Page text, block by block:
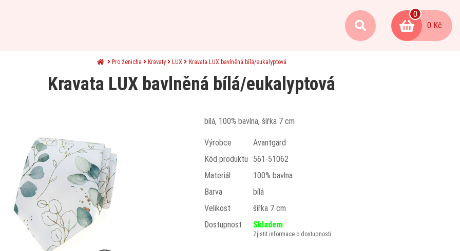
0
0 Kč
Pro ženicha Kravaty LUX Kravata LUX bavlněná bílá/eukalyptová
Kravata LUX bavlněná bílá/eukalyptová
bílá, 100% bavlna, šířka 7 cm
Výrobce
Avantgard
Kód produktu
561-51062
Materiál
100% bavlna
Barva
bílá
Velikost
šířka 7 cm
Dostupnost
Skladem
Zjistit informace o dostupnosti